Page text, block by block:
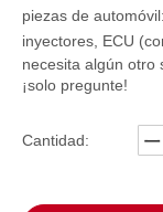
piezas de automóvil:
inyectores, ECU
necesita algún otro
¡solo pregunte!
Cantidad: